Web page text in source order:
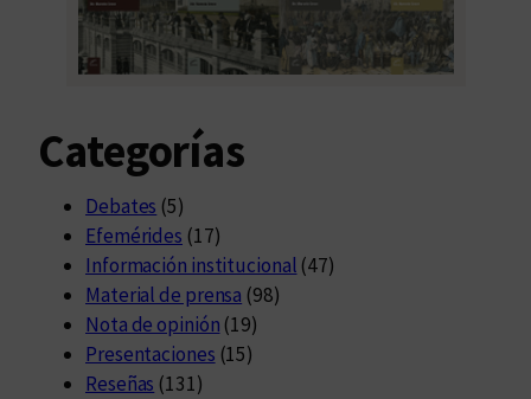
Categorías
Debates (5)
Efemérides (17)
Información institucional (47)
Material de prensa (98)
Nota de opinión (19)
Presentaciones (15)
Reseñas (131)